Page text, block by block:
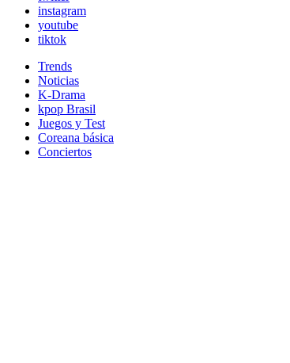
instagram
youtube
tiktok
Trends
Noticias
K-Drama
kpop Brasil
Juegos y Test
Coreana básica
Conciertos